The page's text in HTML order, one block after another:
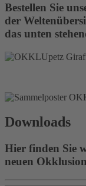
Bestellen Sie
der
das unten
Downloads
Hier finden Sie
neuen